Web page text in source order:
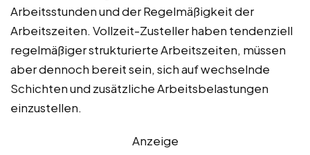
Arbeitsstunden und der Regelmäßigkeit der
Arbeitszeiten. Vollzeit-Zusteller haben tendenziell
regelmäßiger strukturierte Arbeitszeiten, müssen
aber dennoch bereit sein, sich auf wechselnde
Schichten und zusätzliche Arbeitsbelastungen
einzustellen.
Anzeige